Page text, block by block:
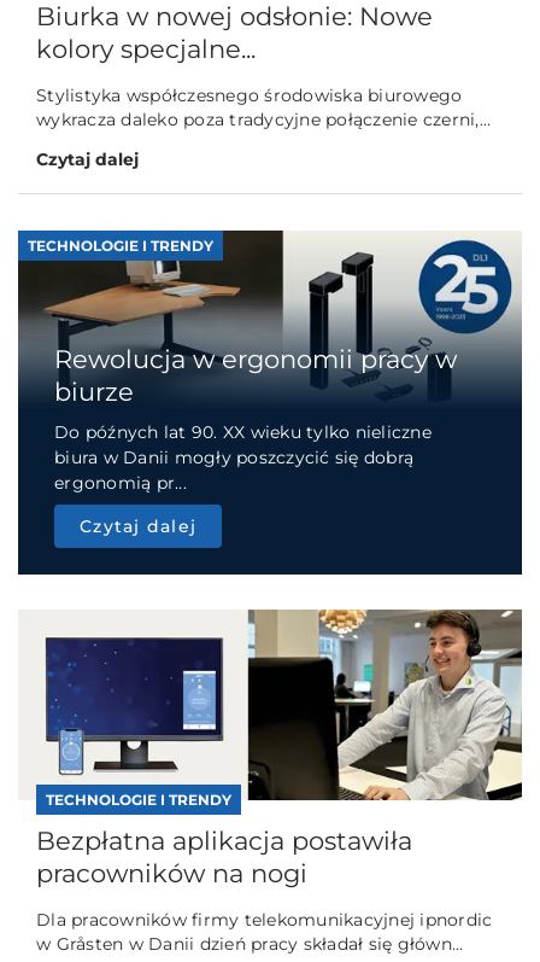
Biurka w nowej odsłonie: Nowe
kolory specjalne...
Stylistyka współczesnego środowiska biurowego
wykracza daleko poza tradycyjne połączenie czerni,...
Czytaj dalej
TECHNOLOGIE I TRENDY
Rewolucja w ergonomii pracy w
biurze
Do późnych lat 90. XX wieku tylko nieliczne
biura w Danii mogły poszczycić się dobrą
ergonomią pr...
Czytaj dalej
TECHNOLOGIE I TRENDY
Bezpłatna aplikacja postawiła
pracowników na nogi
Dla pracowników firmy telekomunikacyjnej ipnordic
w Gråsten w Danii dzień pracy składał się główn...